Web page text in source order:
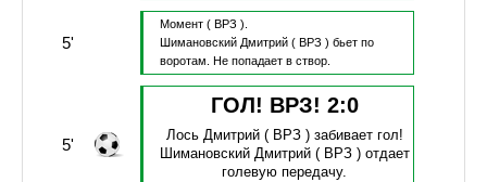
5'
Момент ( ВРЗ ).
Шимановский Дмитрий( ВРЗ ) бьет по
воротам.
Не попадает в створ.
5'
ГОЛ! ВРЗ! 2:0
Лось Дмитрий( ВРЗ ) забивает гол!
Шимановский Дмитрий( ВРЗ ) отдает
голевую передачу.